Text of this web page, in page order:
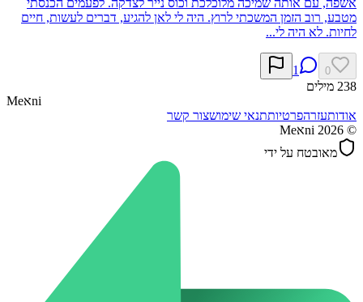
אשפה, עם אותה שמיכה מלוכלכת וכוס נייר לצדקה. לפעמים הכנסתי
מטבע, רוב הזמן המשכתי לרוץ. היה לי לאן להגיע, דברים לעשות, חיים
לחיות. לא היה לי...
0
1
238 מילים
Meאni
אודותעזרהפרטיותתנאי שימושצור קשר
©
2026 Meאni
מאובטח על ידי